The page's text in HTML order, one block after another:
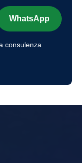
WhatsApp
consulenza